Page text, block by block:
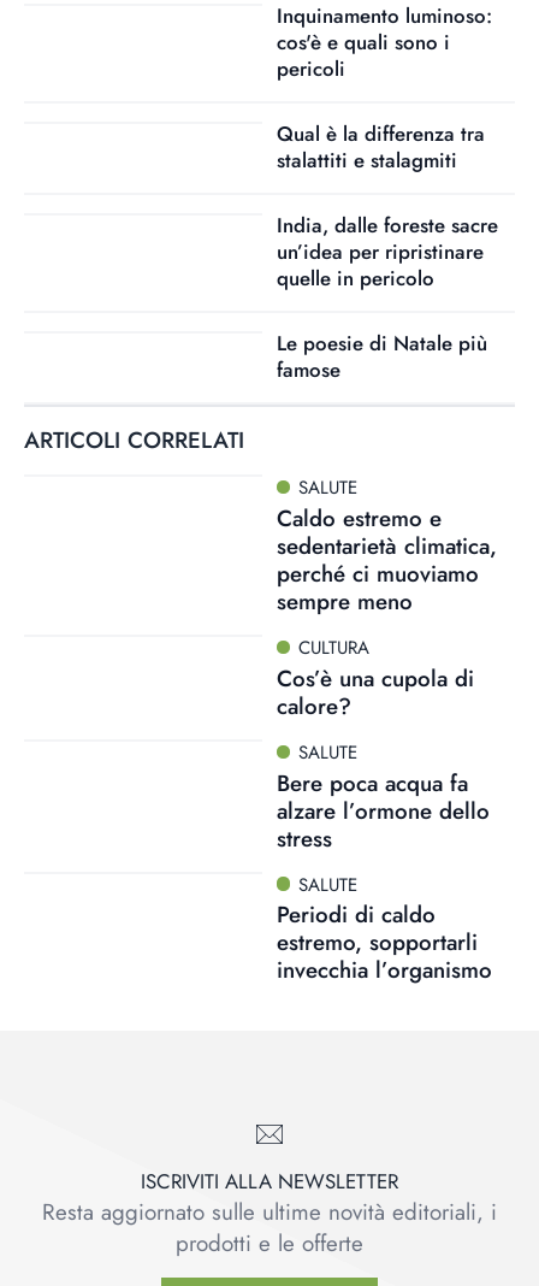
Inquinamento luminoso:
cos'è e quali sono i
pericoli
Qual è la differenza tra
stalattiti e stalagmiti
India, dalle foreste sacre
un’idea per ripristinare
quelle in pericolo
Le poesie di Natale più
famose
ARTICOLI CORRELATI
SALUTE
Caldo estremo e
sedentarietà climatica,
perché ci muoviamo
sempre meno
CULTURA
Cos’è una cupola di
calore?
SALUTE
Bere poca acqua fa
alzare l’ormone dello
stress
SALUTE
Periodi di caldo
estremo, sopportarli
invecchia l’organismo
ISCRIVITI ALLA NEWSLETTER
Resta aggiornato sulle ultime novità editoriali, i
prodotti e le offerte